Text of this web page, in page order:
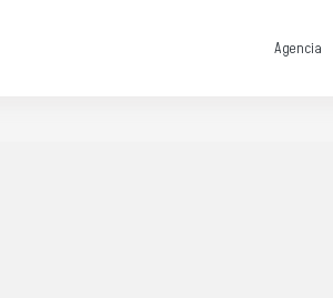
Agencia